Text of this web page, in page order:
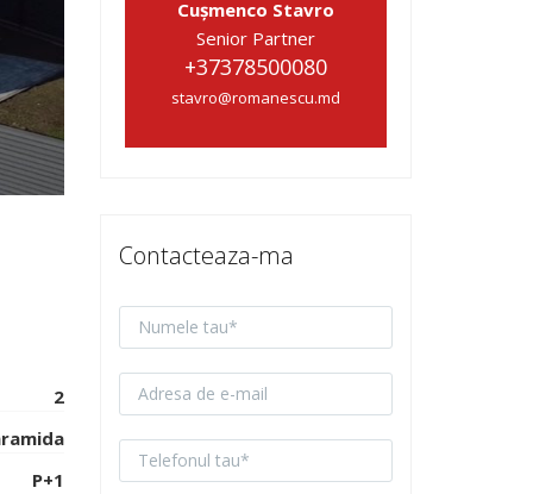
2
P+1
Cușmenco Stavro
Senior Partner
+37378500080
stavro@romanescu.md
Contacteaza-ma